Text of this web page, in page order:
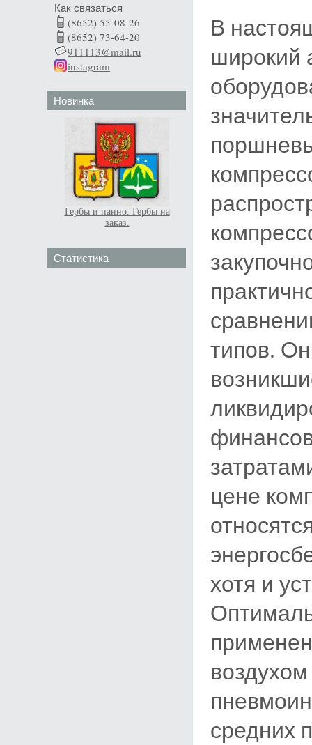
Как связаться
(8652) 55-08-26
(8652) 73-64-20
911113@mail.ru
instagram
Новинка
Гербы и панно. Гербы на
заказ.
Статистика
В
широкий
типов.
цене
хотя и
средних